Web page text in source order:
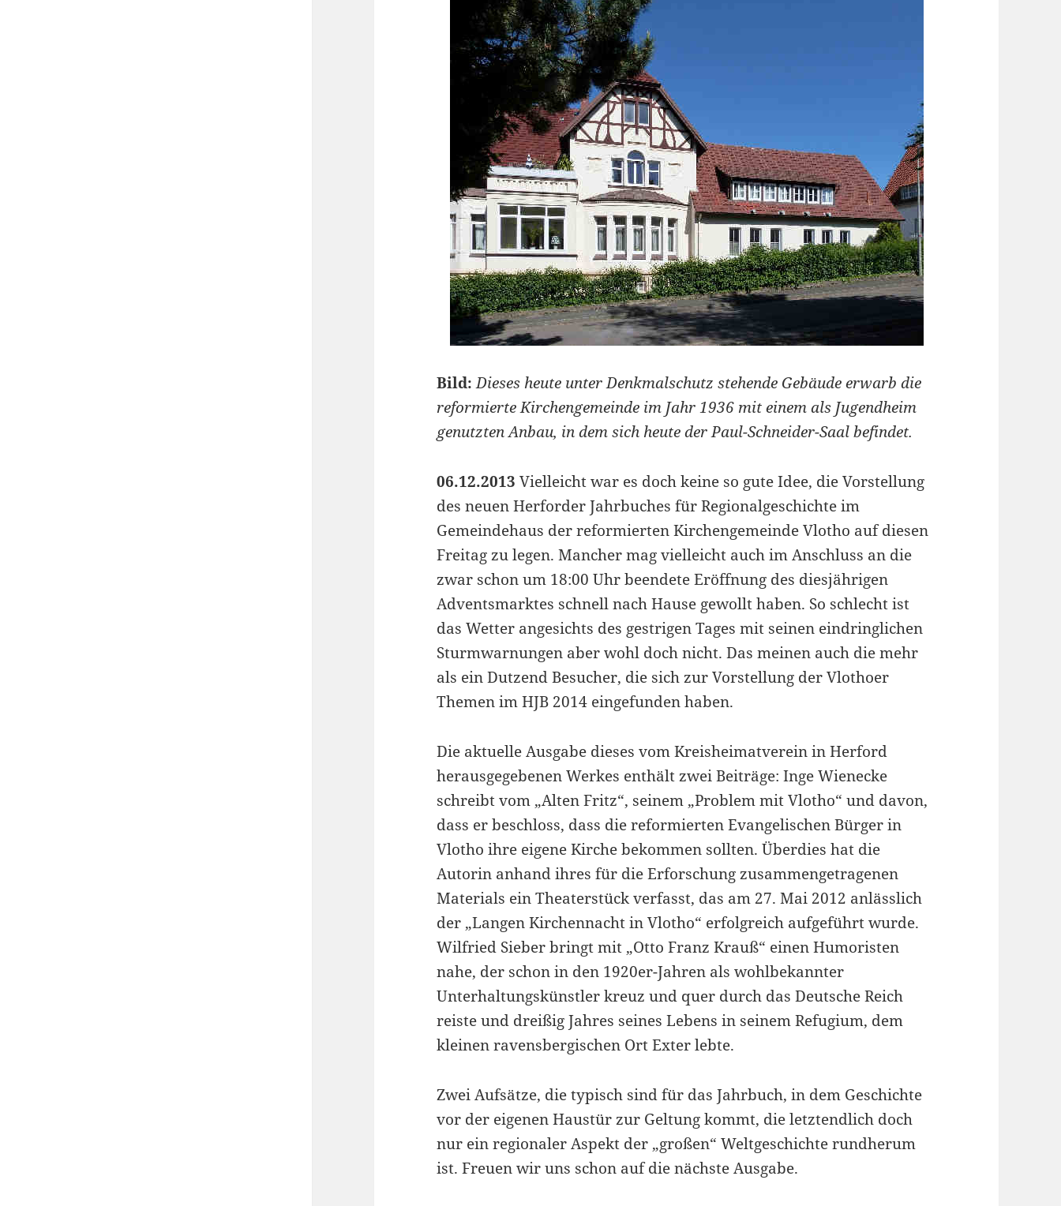
Bild:Dieses heute unter Denkmalschutz stehende Gebäude erwarb die
reformierte Kirchengemeinde im Jahr 1936 mit einem als Jugendheim
genutzten Anbau, in dem sich heute der Paul-Schneider-Saal befindet.
06.12.2013 Vielleicht war es doch keine so gute Idee, die Vorstellung
des neuen Herforder Jahrbuches für Regionalgeschichte im
Gemeindehaus der reformierten Kirchengemeinde Vlotho auf diesen
Freitag zu legen. Mancher mag vielleicht auch im Anschluss an die
zwar schon um 18:00 Uhr beendete Eröffnung des diesjährigen
Adventsmarktes schnell nach Hause gewollt haben. So schlecht ist
das Wetter angesichts des gestrigen Tages mit seinen eindringlichen
Sturmwarnungen aber wohl doch nicht. Das meinen auch die mehr
als ein Dutzend Besucher, die sich zur Vorstellung der Vlothoer
Themen im HJB 2014 eingefunden haben.
Die aktuelle Ausgabe dieses vom Kreisheimatverein in Herford
herausgegebenen Werkes enthält zwei Beiträge: Inge Wienecke
schreibt vom „Alten Fritz“, seinem „Problem mit Vlotho“ und davon,
dass er beschloss, dass die reformierten Evangelischen Bürger in
Vlotho ihre eigene Kirche bekommen sollten. Überdies hat die
Autorin anhand ihres für die Erforschung zusammengetragenen
Materials ein Theaterstück verfasst, das am 27. Mai 2012 anlässlich
der „Langen Kirchennacht in Vlotho“ erfolgreich aufgeführt wurde.
Wilfried Sieber bringt mit „Otto Franz Krauß“ einen Humoristen
nahe, der schon in den 1920er-Jahren als wohlbekannter
Unterhaltungskünstler kreuz und quer durch das Deutsche Reich
reiste und dreißig Jahres seines Lebens in seinem Refugium, dem
kleinen ravensbergischen Ort Exter lebte.
Zwei Aufsätze, die typisch sind für das Jahrbuch, in dem Geschichte
vor der eigenen Haustür zur Geltung kommt, die letztendlich doch
nur ein regionaler Aspekt der „großen“ Weltgeschichte rundherum
ist. Freuen wir uns schon auf die nächste Ausgabe.